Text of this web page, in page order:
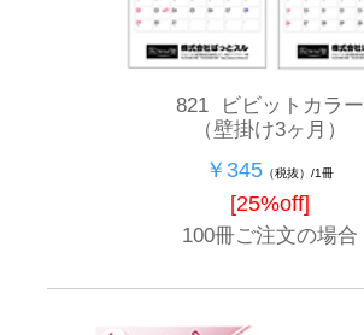
821 ビビットカラー
（壁掛け3ヶ月）
￥345 （税抜）/1冊
[25%off]
100冊ご注文の場合